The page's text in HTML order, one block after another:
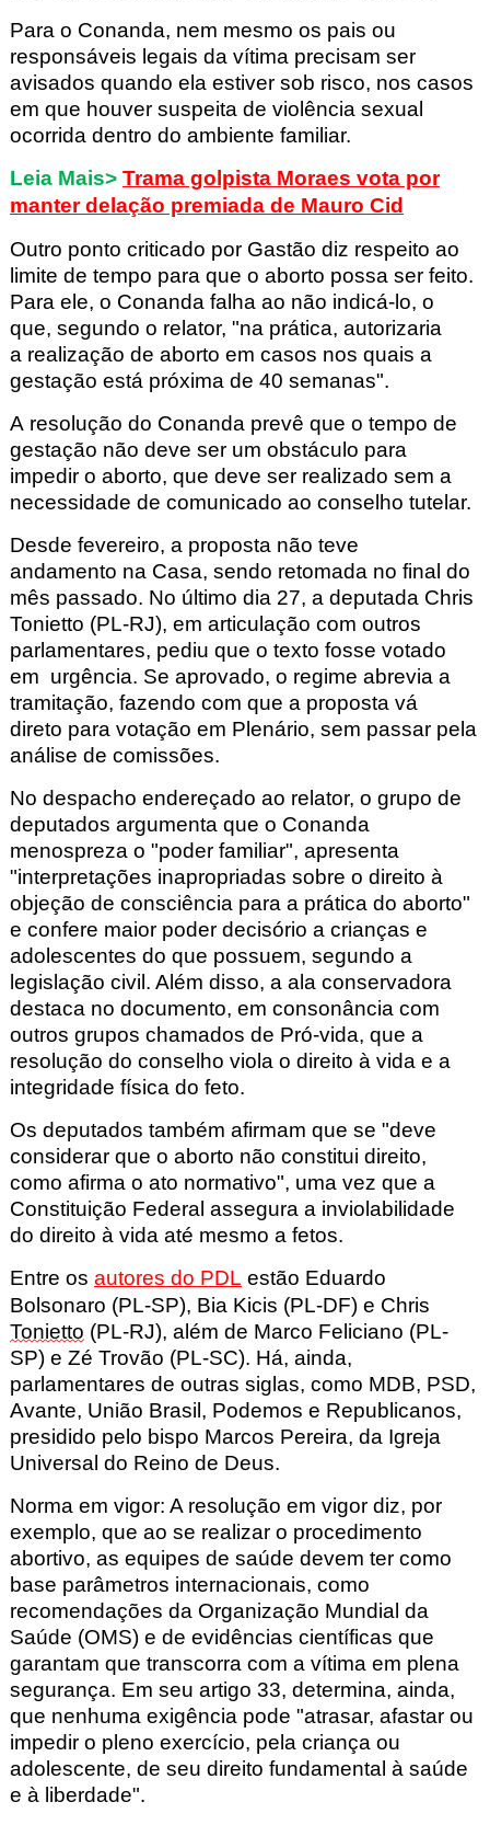
Para o Conanda, nem mesmo os pais ou
responsáveis legais da vítima precisam ser
avisados quando ela estiver sob risco, nos casos
em que houver suspeita de violência sexual
ocorrida dentro do ambiente familiar.
Leia Mais> Trama golpista Moraes vota por
manter delação premiada de Mauro Cid
Outro ponto criticado por Gastão diz respeito ao
limite de tempo para que o aborto possa ser feito.
Para ele, o Conanda falha ao não indicá-lo, o
que, segundo o relator, "na prática, autorizaria
a realização de aborto em casos nos quais a
gestação está próxima de 40 semanas".
A resolução do Conanda prevê que o tempo de
gestação não deve ser um obstáculo para
impedir o aborto, que deve ser realizado sem a
necessidade de comunicado ao conselho tutelar.
Desde fevereiro, a proposta não teve
andamento na Casa, sendo retomada no final do
mês passado. No último dia 27, a deputada Chris
Tonietto (PL-RJ), em articulação com outros
parlamentares, pediu que o texto fosse votado
em urgência. Se aprovado, o regime abrevia a
tramitação, fazendo com que a proposta vá
direto para votação em Plenário, sem passar pela
análise de comissões.
No despacho endereçado ao relator, o grupo de
deputados argumenta que o Conanda
menospreza o "poder familiar", apresenta
"interpretações inapropriadas sobre o direito à
objeção de consciência para a prática do aborto"
e confere maior poder decisório a crianças e
adolescentes do que possuem, segundo a
legislação civil. Além disso, a ala conservadora
destaca no documento, em consonância com
outros grupos chamados de Pró-vida, que a
resolução do conselho viola o direito à vida e a
integridade física do feto.
Os deputados também afirmam que se "deve
considerar que o aborto não constitui direito,
como afirma o ato normativo", uma vez que a
Constituição Federal assegura a inviolabilidade
do direito à vida até mesmo a fetos.
Entre os autores do PDL estão Eduardo
Bolsonaro (PL-SP), Bia Kicis (PL-DF) e Chris
Tonietto (PL-RJ), além de Marco Feliciano (PL-
SP) e Zé Trovão (PL-SC). Há, ainda,
parlamentares de outras siglas, como MDB, PSD,
Avante, União Brasil, Podemos e Republicanos,
presidido pelo bispo Marcos Pereira, da Igreja
Universal do Reino de Deus.
Norma em vigor: A resolução em vigor diz, por
exemplo, que ao se realizar o procedimento
abortivo, as equipes de saúde devem ter como
base parâmetros internacionais, como
recomendações da Organização Mundial da
Saúde (OMS) e de evidências científicas que
garantam que transcorra com a vítima em plena
segurança. Em seu artigo 33, determina, ainda,
que nenhuma exigência pode "atrasar, afastar ou
impedir o pleno exercício, pela criança ou
adolescente, de seu direito fundamental à saúde
e à liberdade".